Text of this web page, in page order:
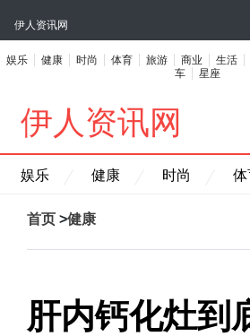
伊人资讯网
娱乐 健康 时尚 体育 旅游 商业 生活
车
星座
伊人资讯网
娱乐 健康 时尚 体
首页 >健康
肝内钙化灶到